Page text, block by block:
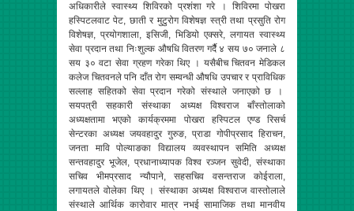
अधिकारीले स्वास्थ्य शिविरको प्रशंशा गरे । शिविरमा पोखरा
हस्पिटलवाट पेट, छाती र मुटुरोग विशेषज्ञ स्त्री तथा प्रसुति रोग
विशेषज्ञ, प्रयोगशाला, इसिजी, भिडियो एक्सरे, लगायत स्वास्थ्य
सेवा प्रदान तथा निःशुल्क औषधि वितरण गर्दैै ४ सय ७० जनाले ८
सय ३० वटा सेवा ग्रहण गरेका थिए । यसैबीच चितवन मेडिकल
कलेज चितवनले पनि दाँत रोग सम्वन्धी औषधि उपचार र प्राविधिक
सल्लाह सहितको सेवा प्रदान गरेको संस्थाले जनाएको छ ।
सयपत्री सहकारी संस्थाका अध्यक्ष विश्वराज बाँस्तोलाको
अध्यक्षतामा भएको कार्यक्रममा पोखरा हस्पिटल एण्ड रिसर्च
सेन्टरका अध्यक्ष जयवहादुर गुरुङ, प्राडा गोपीप्रसाद हिराचन,
जनता मावि पोल्याङका विद्यालय व्यवस्थापन समिति अध्यक्ष
सन्तवहादुर भूजेल, प्रधानाध्यापक विश्व रञ्जन सुवेदी, संस्थाका
सचिव भीमप्रसाद न्यौपाने, सहसचिव वसन्तराज कोईराला,
लगायतले वोलेका थिए । संस्थाका अध्यक्ष विश्वराज वास्तोलाले
संस्थाले आर्थिक कारोवार मात्र नभई सामाजिक तथा मानवीय